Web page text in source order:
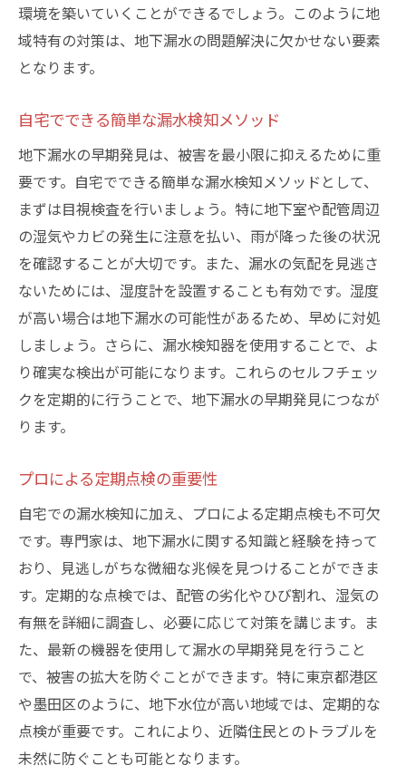
環境を築いていくことができるでしょう。このように地
域特有の対策は、地下漏水の問題解決に欠かせない要素
となります。
自宅でできる簡単な漏水検知メソッド
地下漏水の早期発見は、被害を最小限に抑えるために重
要です。自宅でできる簡単な漏水検知メソッドとして、
まずは目視検査を行いましょう。特に地下室や配管周辺
の湿気やカビの発生に注意を払い、雨が降った後の状況
を確認することが大切です。また、漏水の気配を見逃さ
ないためには、湿度計を設置することも有効です。湿度
が高い場合は地下漏水の可能性があるため、早めに対処
しましょう。さらに、漏水検知器を使用することで、よ
り確実な検出が可能になります。これらのセルフチェッ
クを定期的に行うことで、地下漏水の早期発見につなが
ります。
プロによる定期点検の重要性
自宅での漏水検知に加え、プロによる定期点検も不可欠
です。専門家は、地下漏水に関する知識と経験を持って
おり、見逃しがちな微細な兆候を見つけることができま
す。定期的な点検では、配管の劣化やひび割れ、湿気の
有無を詳細に調査し、必要に応じて対策を講じます。ま
た、最新の機器を使用して漏水の早期発見を行うこと
で、被害の拡大を防ぐことができます。特に東京都港区
や墨田区のように、地下水位が高い地域では、定期的な
点検が重要です。これにより、近隣住民とのトラブルを
未然に防ぐことも可能となります。